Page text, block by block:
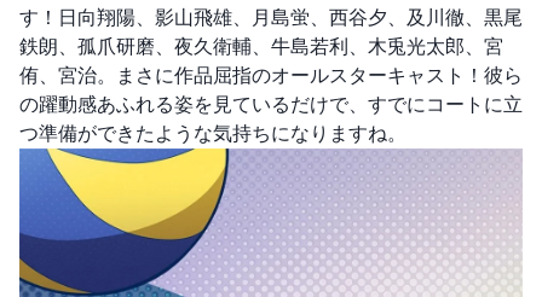
す！日向翔陽、影山飛雄、月島蛍、西谷夕、及川徹、黒尾
鉄朗、孤爪研磨、夜久衛輔、牛島若利、木兎光太郎、宮
侑、宮治。まさに作品屈指のオールスターキャスト！彼ら
の躍動感あふれる姿を見ているだけで、すでにコートに立
つ準備ができたような気持ちになりますね。